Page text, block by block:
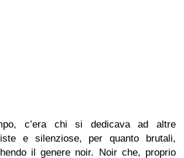
c’era chi si dedicava ad altre
e silenziose, per quanto brutali,
il genere noir. Noir che, proprio